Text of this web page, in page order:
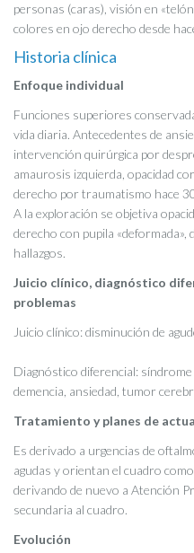
personas (caras), visión en
colores en ojo derecho desde
Historia clínica
Enfoque individual
Funciones superiores
vida diaria. Antecedentes de
intervención quirúrgica por
amaurosis izquierda, opacidad
derecho por traumatismo hace
A la exploración se objetiva
derecho con pupila
hallazgos.
Juicio clínico, diagnóstico
problemas
Juicio clínico: disminución de
Diagnóstico diferencial:
demencia, ansiedad, tumor
Tratamiento y planes de
Es derivado a urgencias de
agudas y orientan el cuadro
derivando de nuevo a Atención
secundaria al cuadro.
Evolución